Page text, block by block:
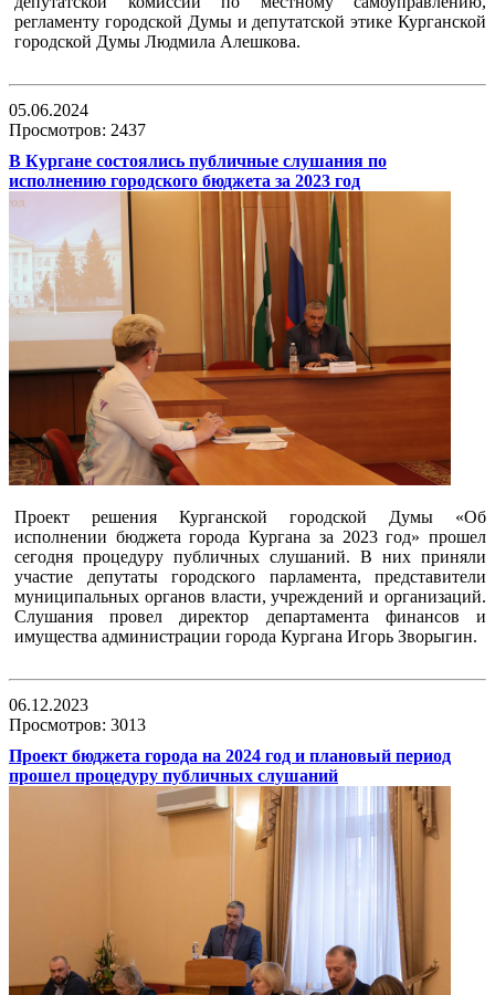
регламенту городской Думы и депутатской этике Курганской
городской Думы Людмила Алешкова.
05.06.2024
Просмотров: 2437
В Кургане состоялись публичные слушания по
исполнению городского бюджета за 2023 год
Проект решения Курганской городской Думы «Об
исполнении бюджета города Кургана за 2023 год» прошел
сегодня процедуру публичных слушаний. В них приняли
участие депутаты городского парламента, представители
муниципальных органов власти, учреждений и организаций.
Слушания провел директор департамента финансов и
имущества администрации города Кургана Игорь Зворыгин.
06.12.2023
Просмотров: 3013
Проект бюджета города на 2024 год и плановый период
прошел процедуру публичных слушаний